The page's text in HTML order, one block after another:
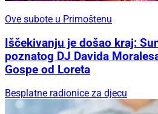
Ove subote u Primoštenu
Iščekivanju je došao kraj:
poznatog DJ Davida
Gospe od Loreta
Besplatne radionice za djecu